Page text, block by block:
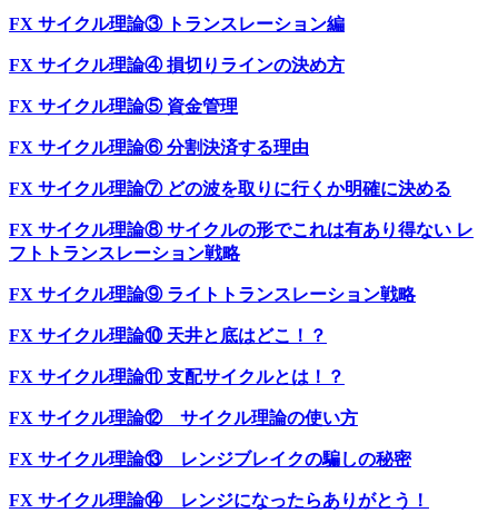
FX サイクル理論③ トランスレーション編
FX サイクル理論④ 損切りラインの決め方
FX サイクル理論⑤ 資金管理
FX サイクル理論⑥ 分割決済する理由
FX サイクル理論⑦ どの波を取りに行くか明確に決める
FX サイクル理論⑧ サイクルの形でこれは有あり得ない レ
フトトランスレーション戦略
FX サイクル理論⑨ ライトトランスレーション戦略
FX サイクル理論⑩ 天井と底はどこ！？
FX サイクル理論⑪ 支配サイクルとは！？
FX サイクル理論⑫ サイクル理論の使い方
FX サイクル理論⑬ レンジブレイクの騙しの秘密
FX サイクル理論⑭ レンジになったらありがとう！